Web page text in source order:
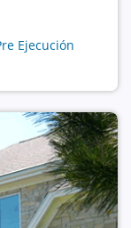
Ejecución